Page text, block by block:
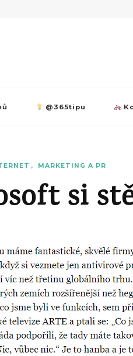
@365tipu
MARKETING A PR
si